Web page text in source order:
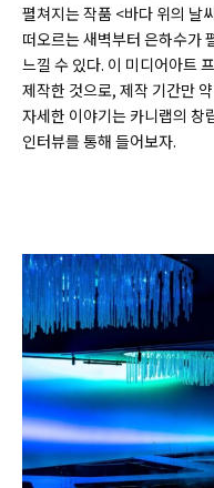
펼쳐지는 작품 <바다 위의 날
떠오르는 새벽부터 은하수가
느낄 수 있다. 이 미디어아트
제작한 것으로, 제작 기간만
자세한 이야기는 카니랩의
인터뷰를 통해 들어보자.